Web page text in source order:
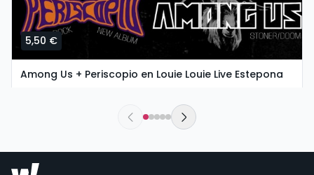
5,50 €
Among Us + Periscopio en Louie Louie Live Estepona